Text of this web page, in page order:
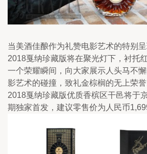
当美酒佳酿作为礼赞电影艺术的特别
2018戛纳珍藏版将在聚光灯下，衬托
一个荣耀瞬间，向大家展示人头马不
影艺术的碰撞，致礼金棕榈的无上荣
2018戛纳珍藏版优质香槟区干邑将于
期独家首发，建议零售价为人民币